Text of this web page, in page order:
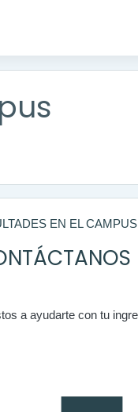
EN EL
a ayudarte con tu